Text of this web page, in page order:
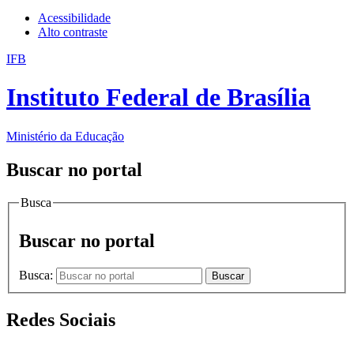
Acessibilidade
Alto contraste
IFB
Instituto Federal de Brasília
Ministério da Educação
Buscar no portal
Busca
Buscar no portal
Busca: Buscar
Redes Sociais